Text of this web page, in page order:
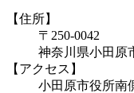
【住所】
〒250-0042
神奈川県小田原
【アクセス】
小田原市役所